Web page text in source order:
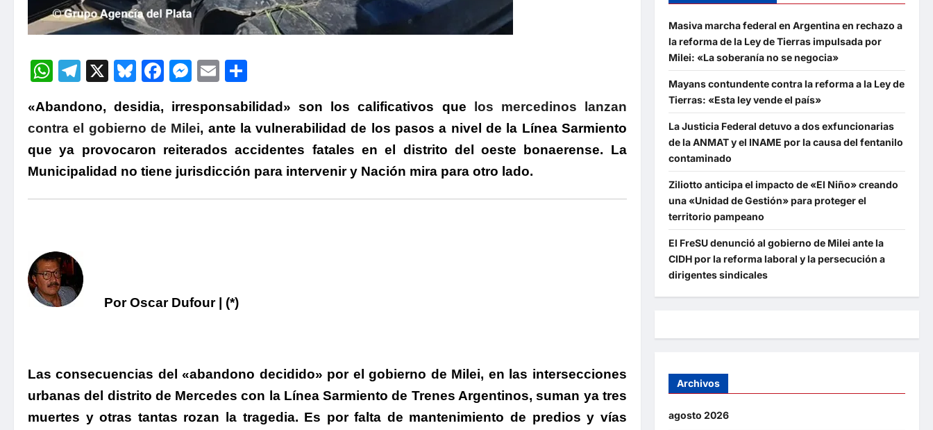
WhatsApp
Telegram
X Bluesky
Facebook
Messenger
Email
«Abandono, desidia, irresponsabilidad» son los calificativos que los mercedinos lanzan
contra el gobierno de Milei, ante la vulnerabilidad de los pasos a nivel de la Línea Sarmiento
que ya provocaron reiterados accidentes fatales en el distrito del oeste bonaerense. La
Municipalidad no tiene jurisdicción para intervenir y Nación mira para otro lado.
Por Oscar Dufour | (*)
Las consecuencias del «abandono decidido» por el gobierno de Milei, en las intersecciones
urbanas del distrito de Mercedes con la Línea Sarmiento de Trenes Argentinos, suman ya tres
muertes y otras tantas rozan la tragedia. Es por falta de mantenimiento de predios y vías
Masiva marcha federal en Argentina en rechazo a
la reforma de la Ley de Tierras impulsada por
Milei: «La soberanía no se negocia»
Mayans contundente contra la reforma a la Ley de
Tierras: «Esta ley vende el país»
La Justicia Federal detuvo a dos exfuncionarias
de la ANMAT y el INAME por la causa del fentanilo
contaminado
Ziliotto anticipa el impacto de «El Niño» creando
una «Unidad de Gestión» para proteger el
territorio pampeano
El FreSU denunció al gobierno de Milei ante la
CIDH por la reforma laboral y la persecución a
dirigentes sindicales
Archivos
agosto 2026